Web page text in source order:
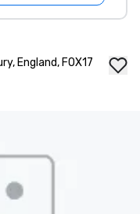
England, FOX17